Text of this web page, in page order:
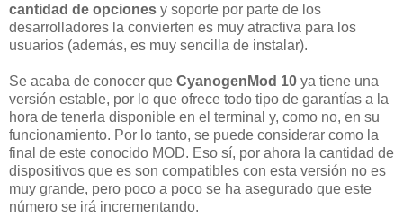
cantidad de opciones y soporte por parte de los
desarrolladores la convierten es muy atractiva para los
usuarios (además, es muy sencilla de instalar).
Se acaba de conocer que CyanogenMod 10 ya tiene una
versión estable, por lo que ofrece todo tipo de garantías a la
hora de tenerla disponible en el terminal y, como no, en su
funcionamiento. Por lo tanto, se puede considerar como la
final de este conocido MOD. Eso sí, por ahora la cantidad de
dispositivos que es son compatibles con esta versión no es
muy grande, pero poco a poco se ha asegurado que este
número se irá incrementando.